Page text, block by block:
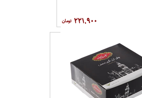
۲۲۱,۹۰۰